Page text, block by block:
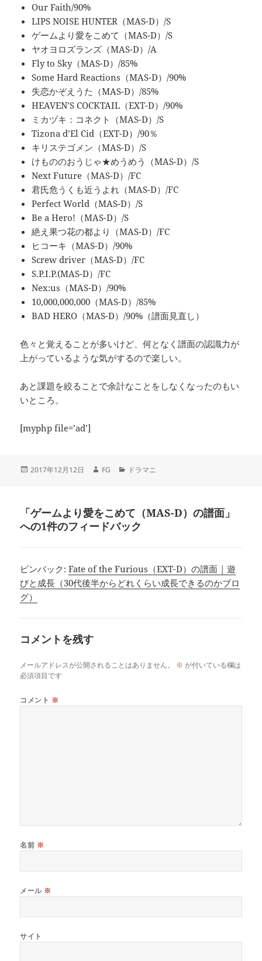
Our Faith/90%
LIPS NOISE HUNTER（MAS-D）/S
ゲームより愛をこめて（MAS-D）/S
ヤオヨロズランズ（MAS-D）/A
Fly to Sky（MAS-D）/85%
Some Hard Reactions（MAS-D）/90%
失恋かぞえうた（MAS-D）/85%
HEAVEN’S COCKTAIL（EXT-D）/90%
ミカヅキ：コネクト（MAS-D）/S
Tizona d’El Cid（EXT-D）/90％
キリステゴメン（MAS-D）/S
けもののおうじゃ★めうめう（MAS-D）/S
Next Future（MAS-D）/FC
君氏危うくも近うよれ（MAS-D）/FC
Perfect World（MAS-D）/S
Be a Hero!（MAS-D）/S
絶え果つ花の都より（MAS-D）/FC
ヒコーキ（MAS-D）/90%
Screw driver（MAS-D）/FC
S.P.I.P.(MAS-D）/FC
Nex:us（MAS-D）/90%
10,000,000,000（MAS-D）/85%
BAD HERO（MAS-D）/90%（譜面見直し）
色々と覚えることが多いけど、何となく譜面の認識力が
上がっているような気がするので楽しい。
あと課題を絞ることで余計なことをしなくなったのもい
いところ。
[myphp file=’ad’]
投
2017年12月12日
作
FG
カ
ー
ドラマニ
「ゲームより愛をこめて（MAS-D）の譜面」
への1件のフィードバック
ピンバック:Fate of the Furious（EXT-D）の譜面 | 遊
びと成長（30代後半からどれくらい成長できるのかブロ
グ）
コメントを残す
メールアドレスが公開されることはありません。 ※ が付いている欄は
必須項目です
コメント ※
名前 ※
メール ※
サイト